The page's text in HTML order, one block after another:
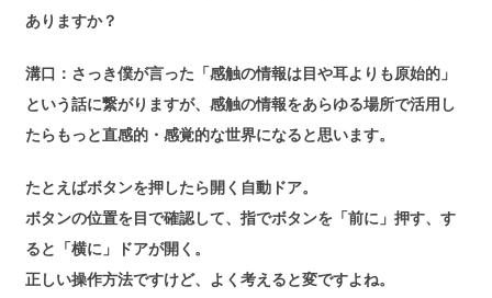
ありますか？
溝口：さっき僕が言った「感触の情報は目や耳よりも原始的」
という話に繋がりますが、感触の情報をあらゆる場所で活用し
たらもっと直感的・感覚的な世界になると思います。
たとえばボタンを押したら開く自動ドア。
ボタンの位置を目で確認して、指でボタンを「前に」押す、す
ると「横に」ドアが開く。
正しい操作方法ですけど、よく考えると変ですよね。